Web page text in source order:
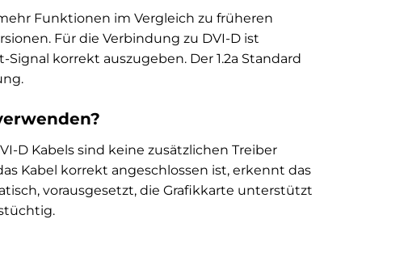
Funktionen im Vergleich zu früheren
Für die Verbindung zu DVI-D ist
korrekt auszugeben. Der 1.2a Standard
D Kabels sind keine zusätzlichen Treiber
Kabel korrekt angeschlossen ist, erkennt das
vorausgesetzt, die Grafikkarte unterstützt